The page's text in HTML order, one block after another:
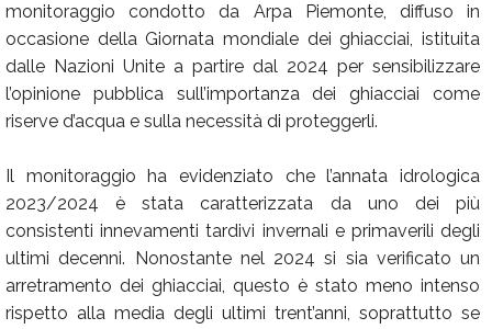
monitoraggio condotto da Arpa Piemonte, diffuso in
occasione della Giornata mondiale dei ghiacciai, istituita
dalle Nazioni Unite a partire dal 2024 per sensibilizzare
l’opinione pubblica sull’importanza dei ghiacciai come
riserve d’acqua e sulla necessità di proteggerli.
Il monitoraggio ha evidenziato che l’annata idrologica
2023/2024 è stata caratterizzata da uno dei più
consistenti innevamenti tardivi invernali e primaverili degli
ultimi decenni. Nonostante nel 2024 si sia verificato un
arretramento dei ghiacciai, questo è stato meno intenso
rispetto alla media degli ultimi trent’anni, soprattutto se